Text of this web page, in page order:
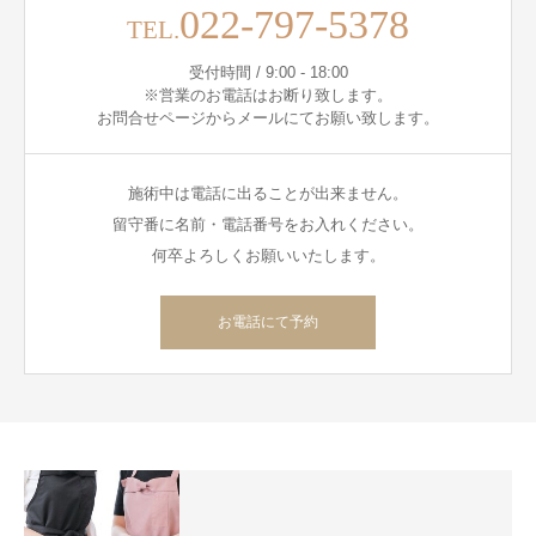
TEL.022-797-5378
受付時間 / 9:00 - 18:00
※営業のお電話はお断り致します。
お問合せページからメールにてお願い致します。
施術中は電話に出ることが出来ません。
留守番に名前・電話番号をお入れください。
何卒よろしくお願いいたします。
お電話にて予約